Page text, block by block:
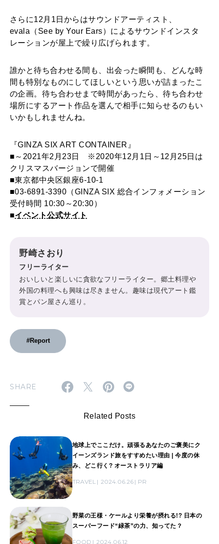
さらに12月1日からはサウンドアーティスト、
evala（See by Your Ears）によるサウンドインスタ
レーションが屋上で繰り広げられます。
誰かと待ち合わせる間も、出会った瞬間も、どんな時
間も特別なものにしてほしいという思いが詰まったこ
の企画。待ち合わせまで時間があったら、待ち合わせ
場所にするアート作品を選んで相手に知らせるのもい
いかもしれませんね。
『GINZA SIX ART CONTAINER』
■～2021年2月23日 ※2020年12月1日～12月25日は
クリスマスバージョンで開催
■東京都中央区銀座6-10-1
■03-6891-3390（GINZA SIX 総合インフォメーション
受付時間 10:30～20:30）
■イベント公式サイト
野崎さおり
フリーライター
おいしいと楽しいに貪欲なフリーライター。郷土料理や
外国の料理へも興味は尽きません。趣味は現代アート鑑
賞とパン屋さん巡り。
#Report
SHARE
Related Posts
地球上でここだけ。頑張るあなたのご褒美にク
イーンズランド旅をすすめたい理由 | 今度の休
み、どこ行く? オーストラリア編
TRAVEL 2024.06.26 PR
野菜の王様・ケールより栄養が摂れる!? 日本の
スーパーフード“緑茶”の力、知ってた？
FOOD 2024.06.12